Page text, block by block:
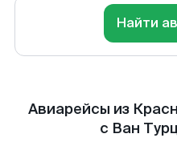
Найти
Авиарейсы из
с Ван